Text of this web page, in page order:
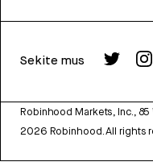
Sekite mus
Robinhood Markets, Inc.,
2026 Robinhood. All rights